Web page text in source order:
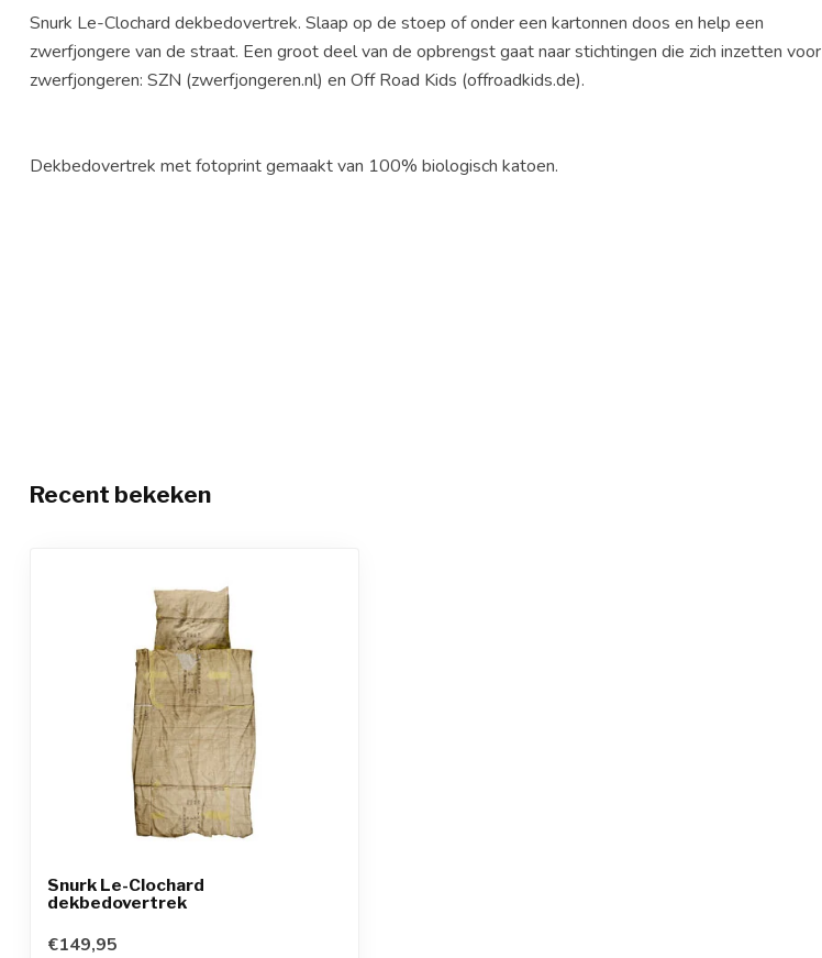
Snurk Le-Clochard dekbedovertrek. Slaap op de stoep of onder een kartonnen doos en help een
zwerfjongere van de straat. Een groot deel van de opbrengst gaat naar stichtingen die zich inzetten voor
zwerfjongeren: SZN (zwerfjongeren.nl) en Off Road Kids (offroadkids.de).
Dekbedovertrek met fotoprint gemaakt van 100% biologisch katoen.
Recent bekeken
Snurk Le-Clochard
dekbedovertrek
€149,95